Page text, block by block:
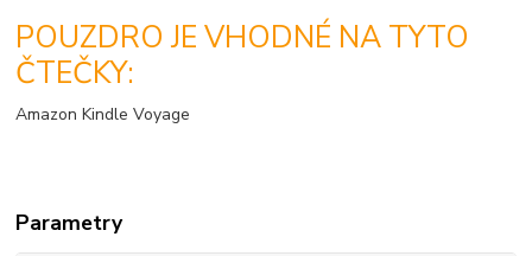
POUZDRO JE VHODNÉ NA TYTO
ČTEČKY:
Amazon Kindle Voyage
Parametry